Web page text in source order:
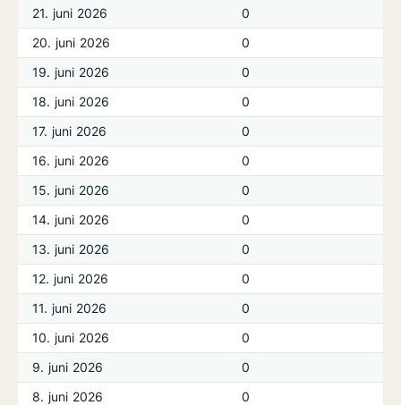
21. juni 2026
0
20. juni 2026
0
19. juni 2026
0
18. juni 2026
0
17. juni 2026
0
16. juni 2026
0
15. juni 2026
0
14. juni 2026
0
13. juni 2026
0
12. juni 2026
0
11. juni 2026
0
10. juni 2026
0
9. juni 2026
0
8. juni 2026
0